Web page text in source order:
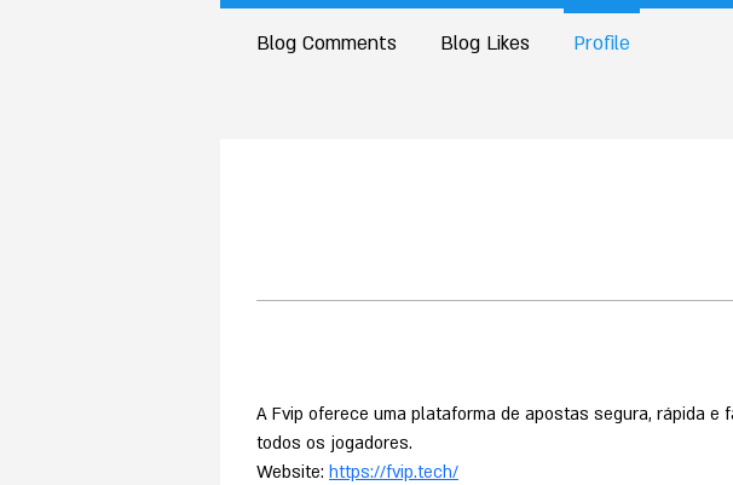
A Fvip oferece uma plataforma de apostas segura, rápida
todos os jogadores.
Website: https://fvip.tech/
Profile
Blog Likes
Blog Comments